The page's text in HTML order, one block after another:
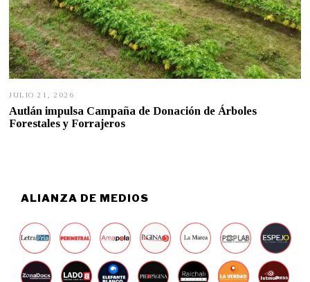
JULIO 21, 2026
L
I
2
Autlán impulsa Campaña de Donación de Árboles
Forestales y Forrajeros
ALIANZA DE MEDIOS